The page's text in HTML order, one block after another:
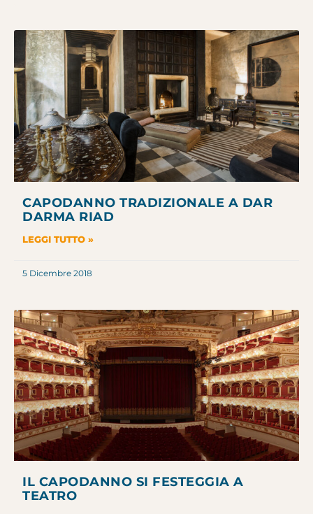
CAPODANNO TRADIZIONALE A DAR
DARMA RIAD
LEGGI TUTTO »
5 Dicembre 2018
IL CAPODANNO SI FESTEGGIA A
TEATRO